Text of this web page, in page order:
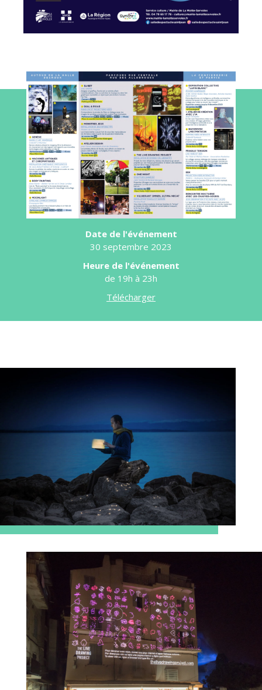
Date de l'événement
30 septembre 2023
Heure de l'événement
de 19h à 23h
Télécharger